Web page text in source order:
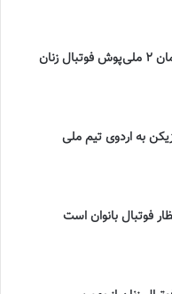
زنان
فوتبال بانوان است